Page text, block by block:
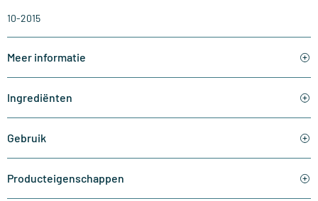
10-2015
Meer informatie
Ingrediënten
Gebruik
Producteigenschappen